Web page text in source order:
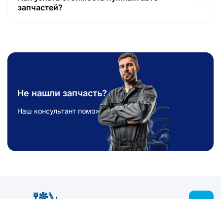
широкий выбор запасных частей для автомобилей,
быстрая доставка, удобный поиск по каталогу и
запчастей?
автозапчастей указана стоимость каждой позиции,
включая оригинальные и аналоги, а также б/у товары.
Вы можете сравнить цены и выбрать подходящий
вариант. Заказать автозапчасти у нас просто –
добавьте товар в корзину и оформите заказ онлайн.
Не нашли запчасть?
Наш консультант поможет!